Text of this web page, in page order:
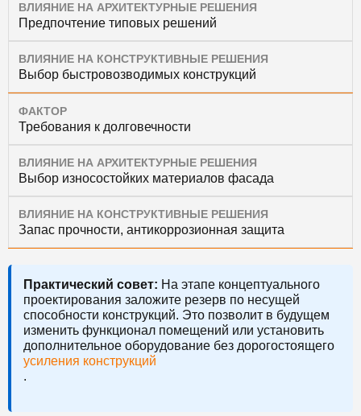
ВЛИЯНИЕ НА АРХИТЕКТУРНЫЕ РЕШЕНИЯ
Предпочтение типовых решений
ВЛИЯНИЕ НА КОНСТРУКТИВНЫЕ РЕШЕНИЯ
Выбор быстровозводимых конструкций
ФАКТОР
Требования к долговечности
ВЛИЯНИЕ НА АРХИТЕКТУРНЫЕ РЕШЕНИЯ
Выбор износостойких материалов фасада
ВЛИЯНИЕ НА КОНСТРУКТИВНЫЕ РЕШЕНИЯ
Запас прочности, антикоррозионная защита
Практический совет: На этапе концептуального
проектирования заложите резерв по несущей
способности конструкций. Это позволит в будущем
изменить функционал помещений или установить
дополнительное оборудование без дорогостоящего
усиления конструкций
.